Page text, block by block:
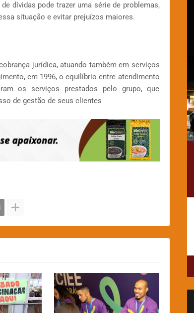
dívidas pode trazer uma série de problemas,
situação e evitar prejuízos maiores.
jurídica, atuando também em serviços
em 1996, o equilíbrio entre atendimento
os serviços prestados pelo grupo, que
de gestão de seus clientes